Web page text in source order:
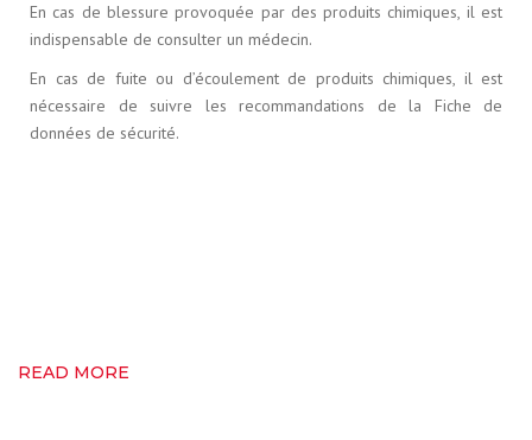
En cas de blessure provoquée par des produits chimiques, il est
indispensable de consulter un médecin.
En cas de fuite ou d’écoulement de produits chimiques, il est
nécessaire de suivre les recommandations de la Fiche de
données de sécurité.
READ MORE